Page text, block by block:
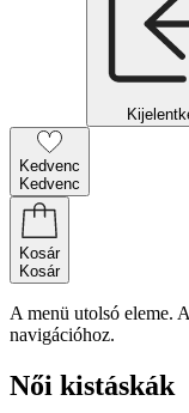
Kedvenc
Kedvenc
Kosár
Kosár
A menü utolsó eleme.
navigációhoz.
Női kistáskák